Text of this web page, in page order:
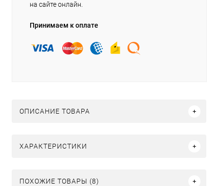
на сайте онлайн.
Принимаем к оплате
ОПИСАНИЕ ТОВАРА
ХАРАКТЕРИСТИКИ
ПОХОЖИЕ ТОВАРЫ (8)